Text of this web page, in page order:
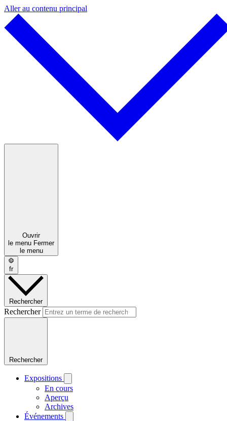
Aller au contenu principal
Ouvrir
le menu Fermer
le menu
fr
Rechercher
Rechercher
Rechercher
Expositions
En cours
Aperçu
Archives
Événements